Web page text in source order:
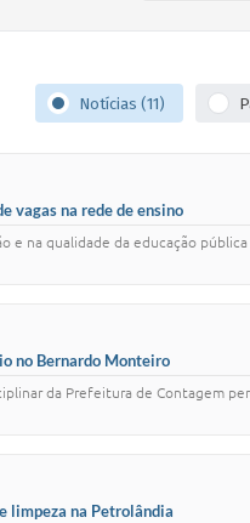
Notícias (11)
vagas na rede de ensino
na qualidade da educação
no Bernardo Monteiro
da Prefeitura de Contagem
limpeza na Petrolândia